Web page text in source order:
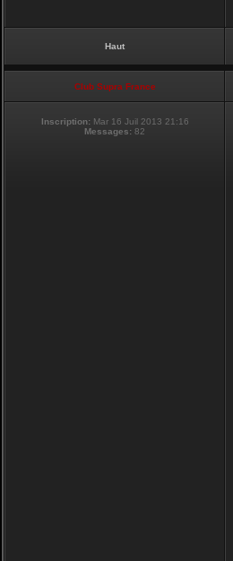
Haut
Club Supra France
Inscription: Mar 16 Juil 2013 21:16
Messages: 82